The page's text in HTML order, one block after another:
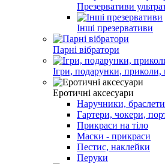
Презервативи
Інші презервативи
Парні вібратори
Ігри, подарунки, приколи,
Еротичні аксесуари
Наручники, браслети
Гартери, чокери,
Прикраси на тіло
Маски - прикраси
Пестис, наклейки
Перуки